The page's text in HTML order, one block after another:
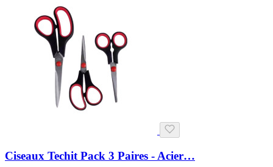
Ciseaux Techit Pack 3 Paires - Acier…